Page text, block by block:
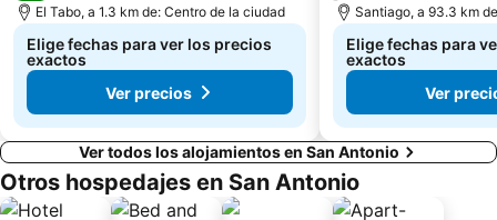
El Tabo, a 1.3 km de: Centro de la ciudad
Elige fechas para ver los precios
exactos
Ver precios
Santiago, a 93.3 km
Elige fechas para
exactos
Ver
Ver todos los alojamientos en San Antonio
Otros hospedajes en San Antonio